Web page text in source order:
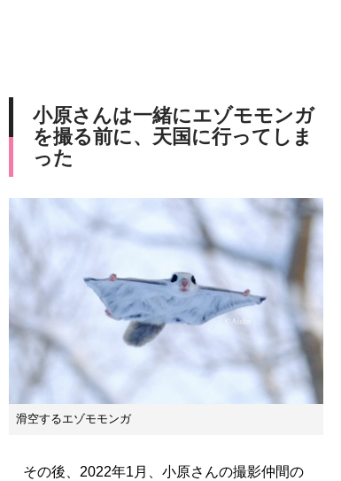
小原さんは一緒にエゾモモンガ
を撮る前に、天国に行ってしま
った
滑空するエゾモモンガ
その後、2022年1月、小原さんの撮影仲間の